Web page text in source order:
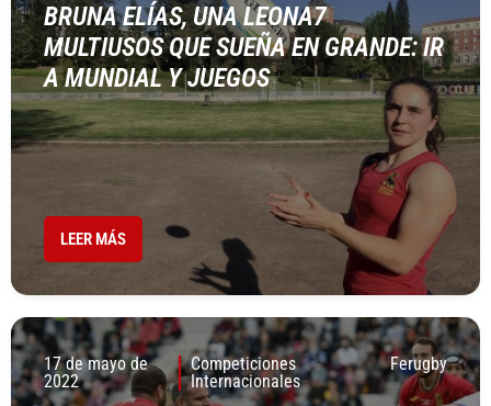
BRUNA ELÍAS, UNA LEONA7
MULTIUSOS QUE SUEÑA EN GRANDE: IR
A MUNDIAL Y JUEGOS
LEER MÁS
17 de mayo de
2022
Competiciones
Internacionales
Ferugby